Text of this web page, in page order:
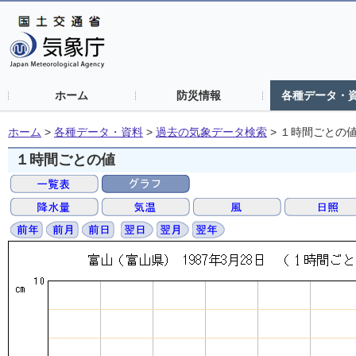
ホーム 防災情報 各種データ・
ホーム > 各種データ・資料 > 過去の気象データ検索 > １時間ごとの
１時間ごとの値